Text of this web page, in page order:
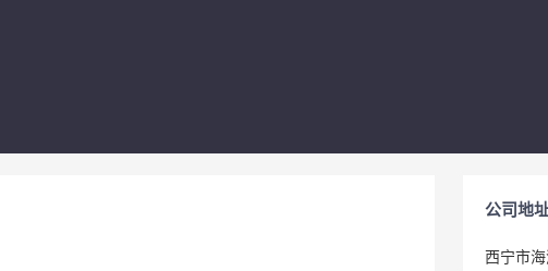
公司地
西宁市